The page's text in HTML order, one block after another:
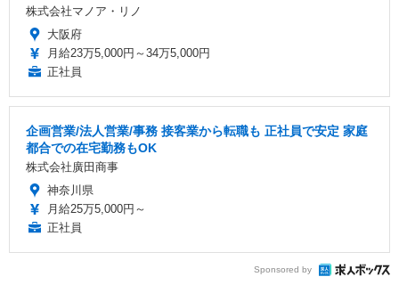
株式会社マノア・リノ
大阪府
月給23万5,000円～34万5,000円
正社員
企画営業/法人営業/事務 接客業から転職も 正社員で安定 家庭
都合での在宅勤務もOK
株式会社廣田商事
神奈川県
月給25万5,000円～
正社員
Sponsored by